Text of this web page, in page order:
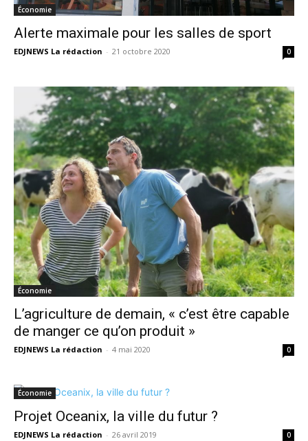
Économie
Alerte maximale pour les salles de sport
EDJNEWS La rédaction - 21 octobre 2020 0
Économie
L’agriculture de demain, « c’est être capable
de manger ce qu’on produit »
EDJNEWS La rédaction - 4 mai 2020 0
Économie
Projet Oceanix, la ville du futur ?
EDJNEWS La rédaction - 26 avril 2019 0